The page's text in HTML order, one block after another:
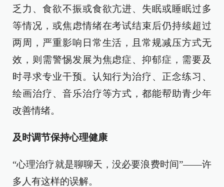
乏力、食欲不振或食欲亢进、失眠或睡眠过多
等情况，或焦虑情绪在考试结束后仍持续超过
两周，严重影响日常生活，且常规减压方式无
效，则需警惕发展为焦虑症、抑郁症，需要及
时寻求专业干预。认知行为治疗、正念练习、
绘画治疗、音乐治疗等方式，都能帮助青少年
改善情绪。
及时调节保持心理健康
“心理治疗就是聊聊天，没必要浪费时间”——许
多人有这样的误解。